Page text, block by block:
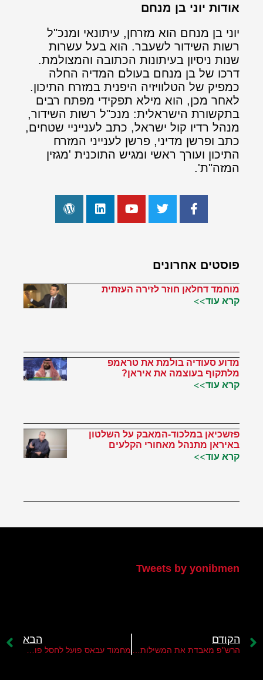
אודות יוני בן מנחם
יוני בן מנחם הוא מזרחן, עיתונאי ומנכ"ל
רשות השידור לשעבר. הוא בעל עשרות
שנות ניסיון בעיתונות הכתובה והמצולמת.
דרכו של בן מנחם בעולם המדיה החלה
כמפיק של הטלוויזיה היפנית במזרח התיכון.
לאחר מכן, הוא מילא תפקידי מפתח רבים
בתקשורת הישראלית: מנכ"ל רשות השידור,
מנהל רדיו קול ישראל, כתב לענייניי שטחים,
כתב ופרשן מדיני, פרשן לענייני המזרח
התיכון ועורך ראשי ומגיש התוכנית 'מגזין
המזה"ת'.
פוסטים אחרונים
מוחמד דחלאן חוזר לזירה העזתית
קרא עוד>>
מדוע סעודיה בולמת את טראמפ
מלתקוף בעוצמה את איראן?
קרא עוד>>
פזשכיאן במלכוד-המאבק על השלטון
באיראן מתנהל מאחורי הקלעים
קרא עוד>>
Tweets by yonibmen
הקודם הבא